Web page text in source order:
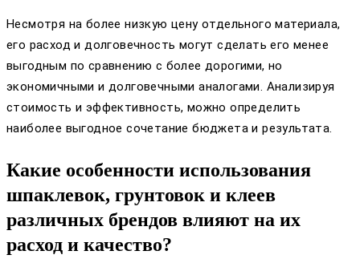
Несмотря на более низкую цену отдельного материала,
его расход и долговечность могут сделать его менее
выгодным по сравнению с более дорогими, но
экономичными и долговечными аналогами. Анализируя
стоимость и эффективность, можно определить
наиболее выгодное сочетание бюджета и результата.
Какие особенности использования
шпаклевок, грунтовок и клеев
различных брендов влияют на их
расход и качество?